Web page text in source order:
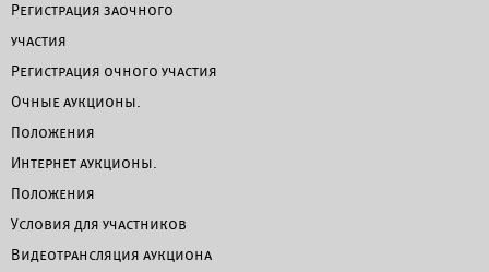
Регистрация заочного
участия
Регистрация очного участия
Очные аукционы.
Положения
Интернет аукционы.
Положения
Условия для участников
Видеотрансляция аукциона